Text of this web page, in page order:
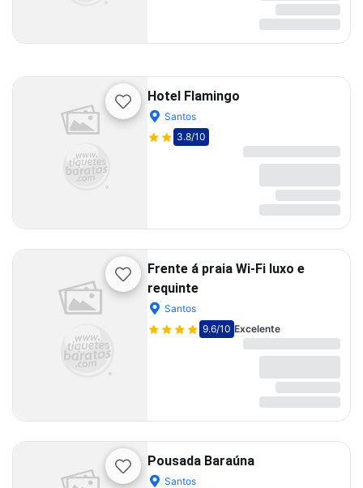
Hotel Flamingo
Santos
3.8/10
Frente á praia Wi-Fi luxo e
requinte
Santos
9.6/10 Excelente
Pousada Baraúna
Santos